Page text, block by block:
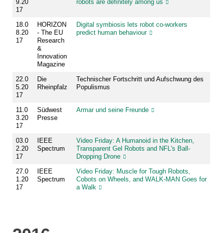
9.20
17
robots are definitely among us
18.0
8.20
17
HORIZON
- The EU
Research
&
Innovation
Magazine
Digital symbiosis lets robot co-workers
predict human behaviour
22.0
5.20
17
Die
Rheinpfalz
Technischer Fortschritt und Aufschwung des
Populismus
11.0
3.20
17
Südwest
Presse
Armar und seine Freunde
03.0
2.20
17
IEEE
Spectrum
Video Friday: A Humanoid in the Kitchen,
Transparent Gel Robots and NFL's Ball-
Dropping Drone
27.0
1.20
17
IEEE
Spectrum
Video Friday: Muscle for Tough Robots,
Cobots on Wheels, and WALK-MAN Goes for
a Walk